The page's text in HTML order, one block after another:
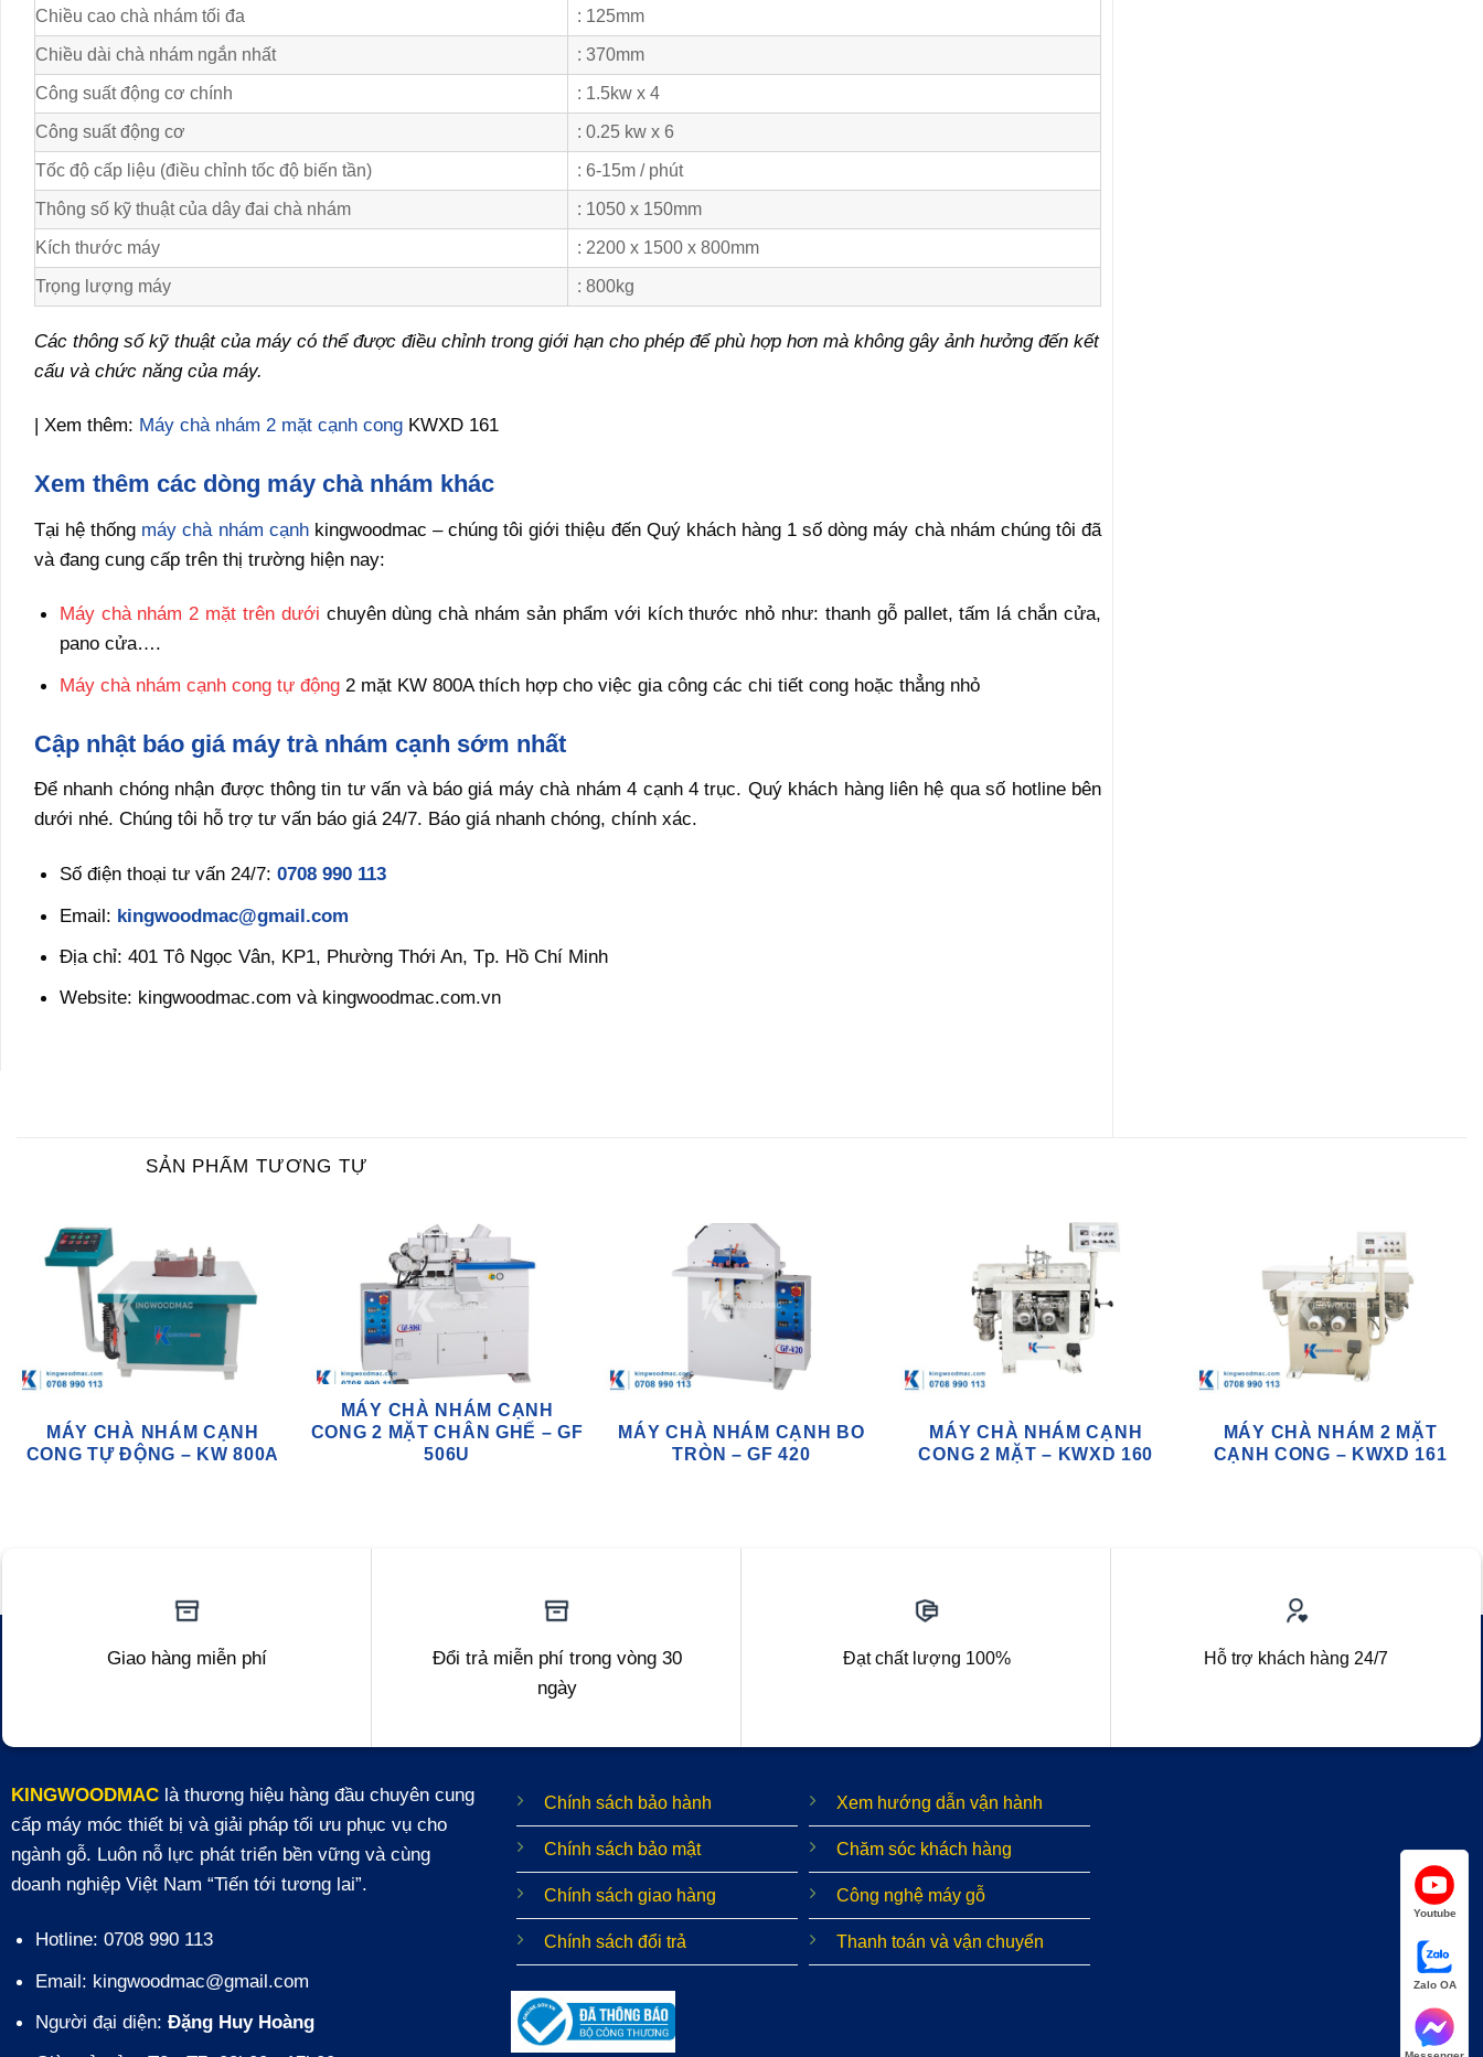
Chiều cao chà nhám tối đa : 125mm
Chiều dài chà nhám ngắn nhất : 370mm
Công suất động cơ chính : 1.5kw x 4
Công suất động cơ : 0.25 kw x 6
Tốc độ cấp liệu (điều chỉnh tốc độ biến tần) : 6-15m / phút
Thông số kỹ thuật của dây đai chà nhám : 1050 x 150mm
Kích thước máy : 2200 x 1500 x 800mm
Trọng lượng máy : 800kg
Các thông số kỹ thuật của máy có thể được điều chỉnh trong giới hạn cho phép để phù hợp hơn mà không gây ảnh hưởng đến kết
cấu và chức năng của máy.
| Xem thêm: Máy chà nhám 2 mặt cạnh cong KWXD 161
Xem thêm các dòng máy chà nhám khác
Tại hệ thống máy chà nhám cạnhkingwoodmac – chúng tôi giới thiệu đến Quý khách hàng 1 số dòng máy chà nhám chúng tôi đã
và đang cung cấp trên thị trường hiện nay:
Máy chà nhám 2 mặt trên dưới chuyên dùng chà nhám sản phẩm với kích thước nhỏ như: thanh gỗ pallet, tấm lá chắn cửa,
pano cửa….
Máy chà nhám cạnh cong tự động2 mặt KW 800A thích hợp cho việc gia công các chi tiết cong hoặc thẳng nhỏ
Cập nhật báo giá máy trà nhám cạnh sớm nhất
Để nhanh chóng nhận được thông tin tư vấn và báo giá máy chà nhám 4 cạnh 4 trục. Quý khách hàng liên hệ qua số hotline bên
dưới nhé. Chúng tôi hỗ trợ tư vấn báo giá 24/7. Báo giá nhanh chóng, chính xác.
Số điện thoại tư vấn 24/7: 0708 990 113
Email: kingwoodmac@gmail.com
Địa chỉ: 401 Tô Ngọc Vân, KP1, Phường Thới An, Tp. Hồ Chí Minh
Website: kingwoodmac.com và kingwoodmac.com.vn
SẢN PHẨM TƯƠNG TỰ
MÁY CHÀ NHÁM CẠNH
CONG TỰ ĐỘNG – KW 800A
MÁY CHÀ NHÁM CẠNH
CONG 2 MẶT CHÂN GHẾ – GF
506U
MÁY CHÀ NHÁM CẠNH BO
TRÒN – GF 420
MÁY CHÀ NHÁM CẠNH
CONG 2 MẶT – KWXD 160
MÁY CHÀ NHÁM 2 MẶT
CẠNH CONG – KWXD 161
Giao hàng miễn phí
Đổi trả miễn phí trong vòng 30
ngày
Đạt chất lượng 100% Hỗ trợ khách hàng 24/7
KINGWOODMAClà thương hiệu hàng đầu chuyên cung
cấp máy móc thiết bị và giải pháp tối ưu phục vụ cho
ngành gỗ. Luôn nỗ lực phát triển bền vững và cùng
doanh nghiệp Việt Nam “Tiến tới tương lai”.
Hotline: 0708 990 113
Email: kingwoodmac@gmail.com
Người đại diện:Đặng Huy Hoàng
Chính sách bảo hành
Chính sách bảo mật
Chính sách giao hàng
Chính sách đổi trả
Xem hướng dẫn vận hành
Chăm sóc khách hàng
Công nghệ máy gỗ
Thanh toán và vận chuyển
Youtube
Zalo OA